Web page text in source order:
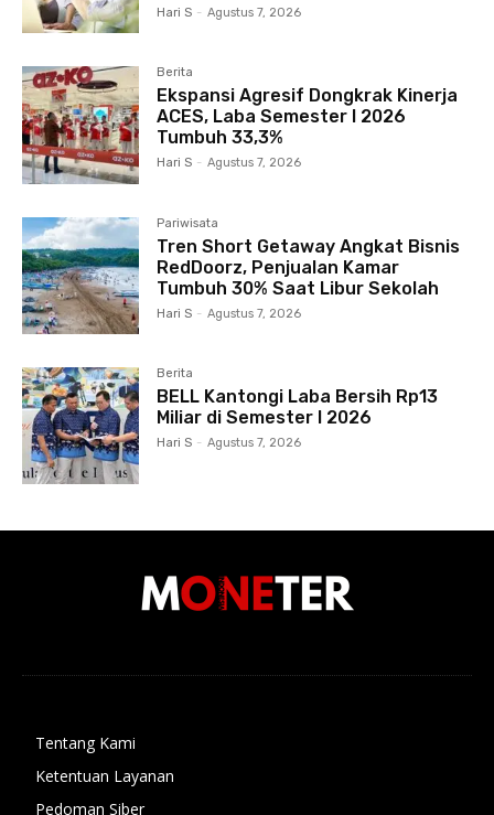
Hari S - Agustus 7, 2026
Berita
Ekspansi Agresif Dongkrak Kinerja
ACES, Laba Semester I 2026
Tumbuh 33,3%
Hari S - Agustus 7, 2026
Pariwisata
Tren Short Getaway Angkat Bisnis
RedDoorz, Penjualan Kamar
Tumbuh 30% Saat Libur Sekolah
Hari S - Agustus 7, 2026
Berita
BELL Kantongi Laba Bersih Rp13
Miliar di Semester I 2026
Hari S - Agustus 7, 2026
Tentang Kami
Ketentuan Layanan
Pedoman Siber